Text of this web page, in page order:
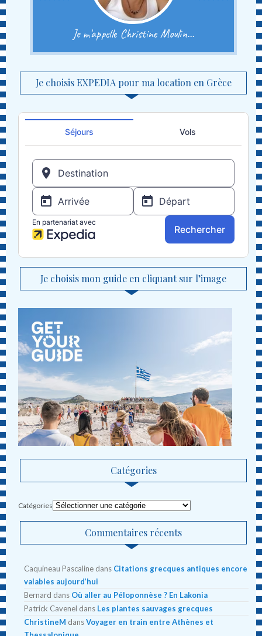
Je m'appelle Christine Moulin...
Je choisis EXPEDIA pour ma location en Grèce
Je choisis mon guide en cliquant sur l’image
Catégories
Catégories
Commentaires récents
Caquineau Pascaline dans Citations grecques antiques encore
valables aujourd’hui
Bernard dans Où aller au Péloponnèse ? En Lakonia
Patrick Cavenel dans Les plantes sauvages grecques
ChristineM dansVoyager en train entre Athènes et